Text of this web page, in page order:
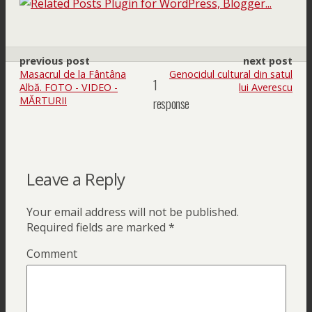
previous post
Masacrul de la Fântâna
Albă. FOTO - VIDEO -
MĂRTURII
next post
Genocidul cultural din satul
lui Averescu
1
response
Leave a Reply
Your email address will not be published.
Required fields are marked *
Comment